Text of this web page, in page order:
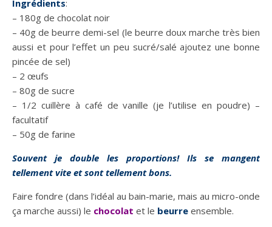
Ingrédients:
– 180g de chocolat noir
– 40g de beurre demi-sel (le beurre doux marche très bien
aussi et pour l’effet un peu sucré/salé ajoutez une bonne
pincée de sel)
– 2 œufs
– 80g de sucre
– 1/2 cuillère à café de vanille (je l’utilise en poudre) –
facultatif
– 50g de farine
Souvent je double les proportions! Ils se mangent
tellement vite et sont tellement bons.
Faire fondre (dans l’idéal au bain-marie, mais au micro-onde
ça marche aussi) le chocolat et le beurre ensemble.